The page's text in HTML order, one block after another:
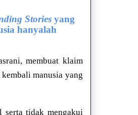
Storiesyang
hanyalah
membuat klaim
manusia yang
serta tidak mengakui